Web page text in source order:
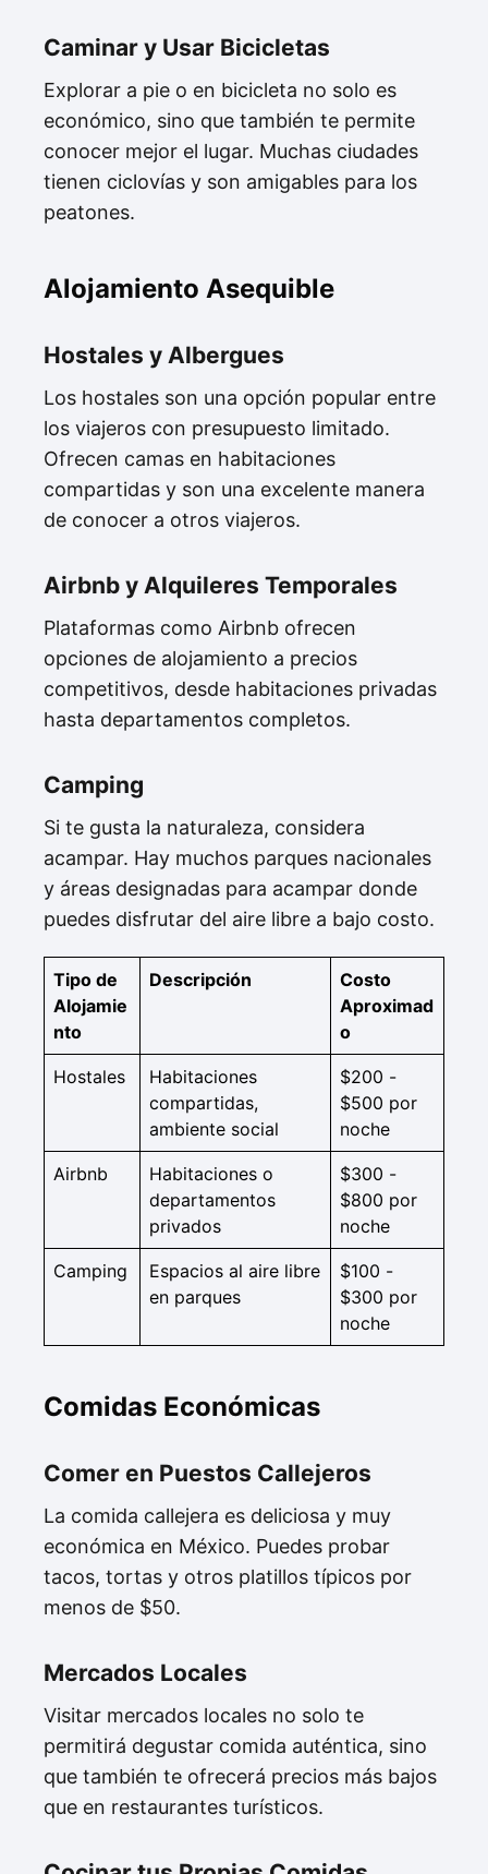
Caminar y Usar Bicicletas
Explorar a pie o en bicicleta no solo es
económico, sino que también te permite
conocer mejor el lugar. Muchas ciudades
tienen ciclovías y son amigables para los
peatones.
Alojamiento Asequible
Hostales y Albergues
Los hostales son una opción popular entre
los viajeros con presupuesto limitado.
Ofrecen camas en habitaciones
compartidas y son una excelente manera
de conocer a otros viajeros.
Airbnb y Alquileres Temporales
Plataformas como Airbnb ofrecen
opciones de alojamiento a precios
competitivos, desde habitaciones privadas
hasta departamentos completos.
Camping
Si te gusta la naturaleza, considera
acampar. Hay muchos parques nacionales
y áreas designadas para acampar donde
puedes disfrutar del aire libre a bajo costo.
Tipo de
Alojamie
nto
Descripción
Costo
Aproximad
o
Hostales
Habitaciones
compartidas,
ambiente social
$200 -
$500 por
noche
Airbnb
Habitaciones o
departamentos
privados
$300 -
$800 por
noche
Camping
Espacios al aire libre
en parques
$100 -
$300 por
noche
Comidas Económicas
Comer en Puestos Callejeros
La comida callejera es deliciosa y muy
económica en México. Puedes probar
tacos, tortas y otros platillos típicos por
menos de $50.
Mercados Locales
Visitar mercados locales no solo te
permitirá degustar comida auténtica, sino
que también te ofrecerá precios más bajos
que en restaurantes turísticos.